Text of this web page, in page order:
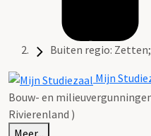
Buiten regio:
Mijn
Bouw- en
Rivierenland )
Meer...